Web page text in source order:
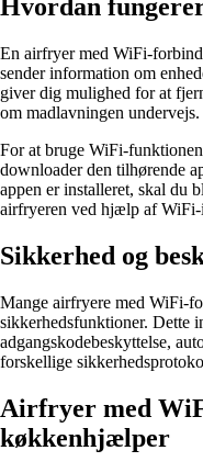
Hvordan
En airfryer med WiFi-
sender information om
giver dig mulighed for at
om madlavningen undervejs.
For at bruge WiFi-
downloader den tilhørende
appen er installeret, skal du
airfryeren ved hjælp af
Sikkerhed og
Mange airfryere med WiFi-
sikkerhedsfunktioner. Dette
adgangskodebeskyttelse,
forskellige
Airfryer med
køkkenhjælper